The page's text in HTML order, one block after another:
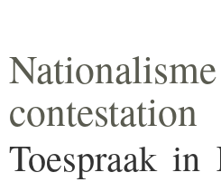
contestation
Toespraak in